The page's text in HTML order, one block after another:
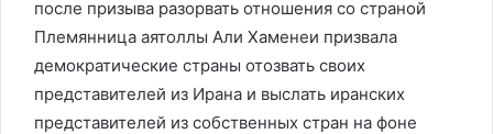
после призыва разорвать отношения со страной
Племянница аятоллы Али Хаменеи призвала
демократические страны отозвать своих
представителей из Ирана и выслать иранских
представителей из собственных стран на фоне